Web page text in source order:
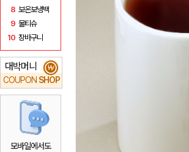
8 보온보냉백
9 물티슈
10 장바구니
대박머니
COUPON SHOP
₩
모바일에서도